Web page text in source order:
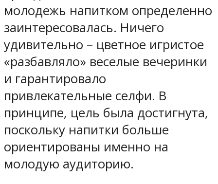
молодежь напитком определенно
заинтересовалась. Ничего
удивительно – цветное игристое
«разбавляло» веселые вечеринки
и гарантировало
привлекательные селфи. В
принципе, цель была достигнута,
поскольку напитки больше
ориентированы именно на
молодую аудиторию.